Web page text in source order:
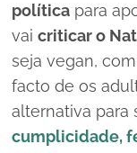
política para
vai criticar o
seja vegan,
facto de os
alternativa para
cumplicidade,